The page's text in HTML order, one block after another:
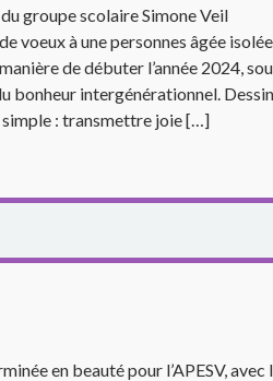
groupe scolaire Simone Veil
voeux à une personnes âgée
de débuter l’année 2024,
bonheur intergénérationnel.
: transmettre joie […]
en beauté pour l’APESV, avec